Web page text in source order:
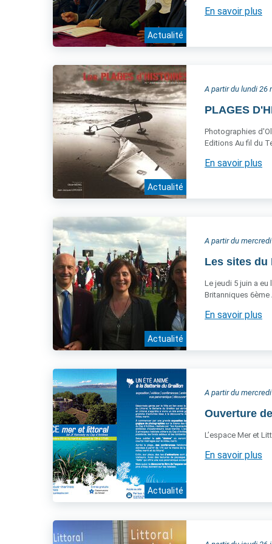
Actualité
En savoir plus
Actualité
A partir du lundi 26
PLAGES
Photographies
Editions Au fil du
En savoir plus
Actualité
A partir du
Les sites du
Le jeudi 5 juin a
Britanniques 6ème
En savoir plus
Actualité
A partir du
Ouverture
L’espace Mer et
En savoir plus